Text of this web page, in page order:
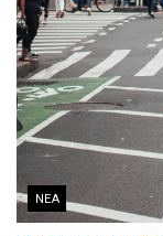
ΝΈΑ